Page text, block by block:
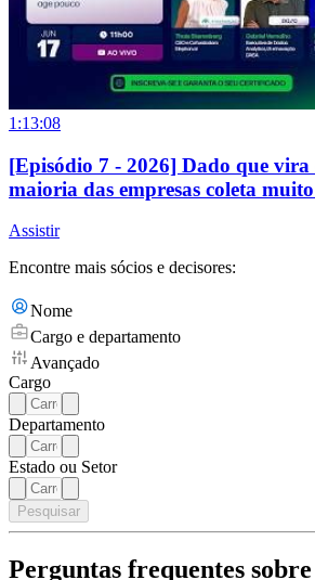
1:13:08
[Episódio 7 - 2026] Dado que vira
maioria das empresas coleta
Assistir
Encontre mais sócios e decisores:
Nome
Cargo e departamento
Avançado
Cargo
Departamento
Estado ou Setor
Pesquisar
Perguntas frequentes